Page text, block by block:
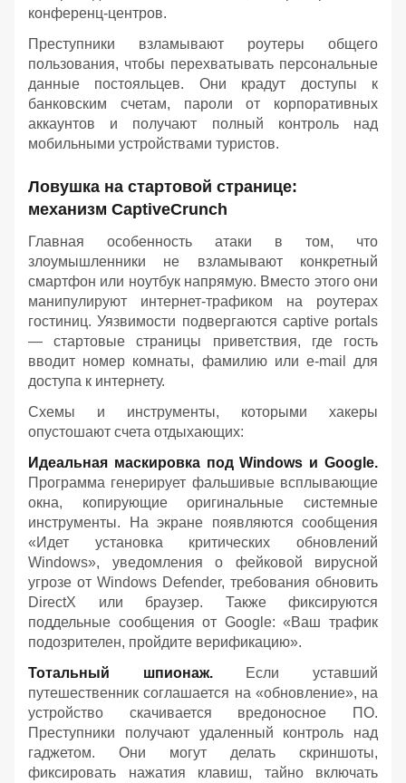
конференц-центров.
Преступники взламывают роутеры общего
пользования, чтобы перехватывать персональные
данные постояльцев. Они крадут доступы к
банковским счетам, пароли от корпоративных
аккаунтов и получают полный контроль над
мобильными устройствами туристов.
Ловушка на стартовой странице:
механизм CaptiveCrunch
Главная особенность атаки в том, что
злоумышленники не взламывают конкретный
смартфон или ноутбук напрямую. Вместо этого они
манипулируют интернет-трафиком на роутерах
гостиниц. Уязвимости подвергаются captive portals
— стартовые страницы приветствия, где гость
вводит номер комнаты, фамилию или e-mail для
доступа к интернету.
Схемы и инструменты, которыми хакеры
опустошают счета отдыхающих:
Идеальная маскировка под Windows и Google.
Программа генерирует фальшивые всплывающие
окна, копирующие оригинальные системные
инструменты. На экране появляются сообщения
«Идет установка критических обновлений
Windows», уведомления о фейковой вирусной
угрозе от Windows Defender, требования обновить
DirectX или браузер. Также фиксируются
поддельные сообщения от Google: «Ваш трафик
подозрителен, пройдите верификацию».
Тотальный шпионаж.Если уставший
путешественник соглашается на «обновление», на
устройство скачивается вредоносное ПО.
Преступники получают удаленный контроль над
гаджетом. Они могут делать скриншоты,
фиксировать нажатия клавиш, тайно включать